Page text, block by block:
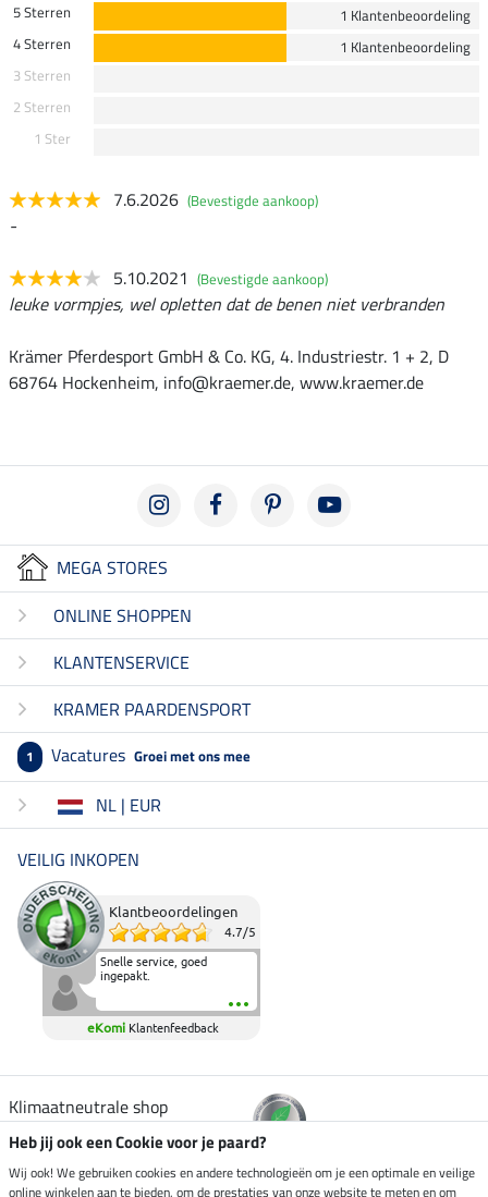
5 Sterren
1 Klantenbeoordeling
4 Sterren
1 Klantenbeoordeling
3 Sterren
2 Sterren
1 Ster
7.6.2026 (Bevestigde aankoop)
-
5.10.2021 (Bevestigde aankoop)
leuke vormpjes, wel opletten dat de benen niet verbranden
Krämer Pferdesport GmbH & Co. KG, 4. Industriestr. 1 + 2, D
68764 Hockenheim, info@kraemer.de, www.kraemer.de
MEGA STORES
ONLINE SHOPPEN
KLANTENSERVICE
KRAMER PAARDENSPORT
1 Vacatures Groei met ons mee
NL | EUR
VEILIG INKOPEN
Klantbeoordelingen
4.7/5
Snelle service, goed
ingepakt.
eKomi Klantenfeedback
Klimaatneutrale shop
Verzending per
Heb jij ook een Cookie voor je paard?
Wij ook! We gebruiken cookies en andere technologieën om je een optimale en veilige
online winkelen aan te bieden, om de prestaties van onze website te meten en om